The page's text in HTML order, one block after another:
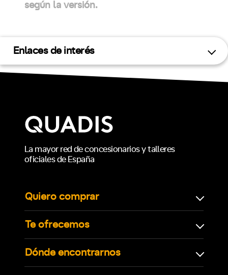
según la versión.
Enlaces de interés
La mayor red de concesionarios y talleres
oficiales de España
Quiero comprar
Te ofrecemos
Dónde encontrarnos